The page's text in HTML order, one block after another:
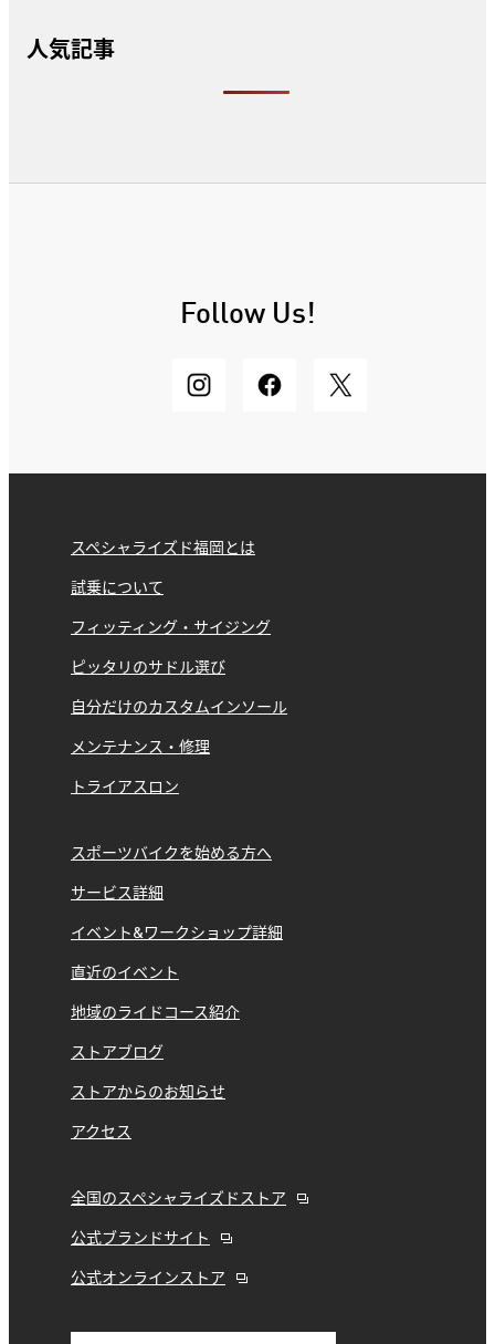
人気記事
Follow Us!
スペシャライズド福岡とは
試乗について
フィッティング・サイジング
ピッタリのサドル選び
自分だけのカスタムインソール
メンテナンス・修理
トライアスロン
スポーツバイクを始める方へ
サービス詳細
イベント&ワークショップ詳細
直近のイベント
地域のライドコース紹介
ストアブログ
ストアからのお知らせ
アクセス
全国のスペシャライズドストア
公式ブランドサイト
公式オンラインストア